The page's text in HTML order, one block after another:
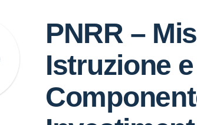
PNRR –
Istruzione